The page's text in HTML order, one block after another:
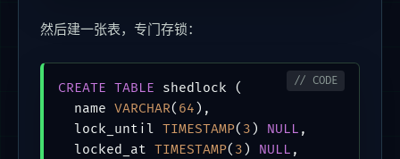
然后建一张表，专门存锁：
CREATE TABLE shedlock (
  name
VARCHAR( 64 ),
  lock_until
TIMESTAMP( 3 ) NULL ,
  locked_at
TIMESTAMP( 3 ) NULL ,